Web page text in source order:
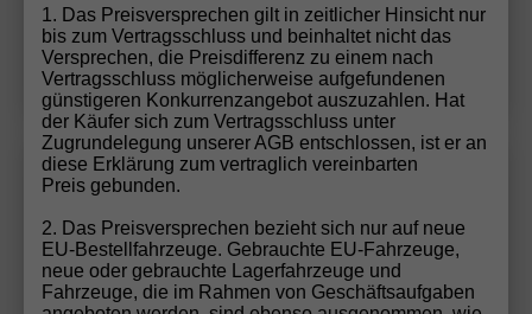
Fahrzeugnr.: 32763
Details
Skoda Fabia
"Sondermodell CLASSIC" (1) LIEFERUNG KOSTENLOS!
LIEFERUNG KOSTENLOS! 1.0 MPI 80PS, 15" ALU, LED-
Scheinwerfer, M-Lederlenkrad, Nebelscheinwerfer,
1. Das Preisversprechen gilt in zeitlicher Hinsicht nur
bis zum Vertragsschluss und beinhaltet nicht das
Versprechen, die Preisdifferenz zu einem nach
Vertragsschluss möglicherweise aufgefundenen
günstigeren Konkurrenzangebot auszuzahlen. Hat
der Käufer sich zum Vertragsschluss unter
Zugrundelegung unserer AGB entschlossen, ist er an
diese Erklärung zum vertraglich vereinbarten
Preis gebunden.
2. Das Preisversprechen bezieht sich nur auf neue
EU-Bestellfahrzeuge. Gebrauchte EU-Fahrzeuge,
neue oder gebrauchte Lagerfahrzeuge und
Fahrzeuge, die im Rahmen von Geschäftsaufgaben